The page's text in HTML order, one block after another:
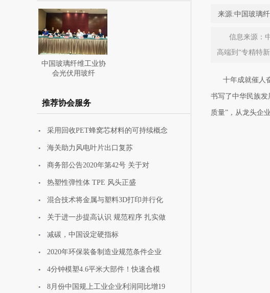
来源:中国玻璃
信息来源：
高端到“专精特
十年成就催人
书写了中华民族发
质量”，从龙头企
中国玻璃纤维工业协
会光伏用玻纤
会携安全防护
推荐协会服务
采用回收PET蜂窝芯材料的可持续概念
海关助力风电叶片出口复苏
商务部公告2020年第42号 关于对
热塑性弹性体 TPE 风头正盛
混合技术将金属与塑料3D打印并行化
关于进一步提高认识 规范程序 扎实做
减碳，中国设定硬指标
2020年环保装备制造业规范条件企业
4分钟模塑4.6平米大部件！快速合模
8月份中国规上工业企业利润同比增19